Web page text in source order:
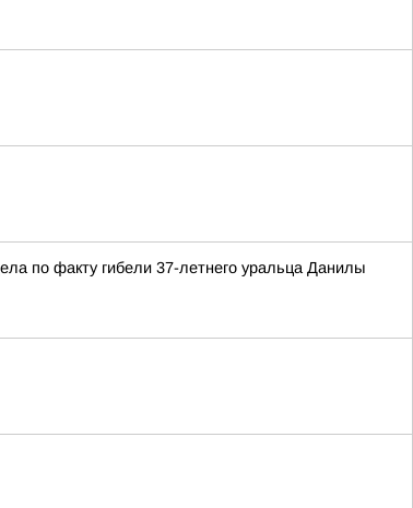
по факту гибели 37-летнего уральца Данилы